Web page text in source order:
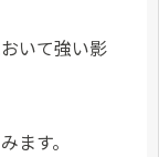
いて強い影
ます。